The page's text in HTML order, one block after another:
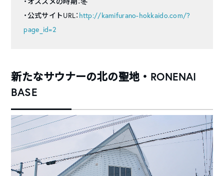
・公式サイトURL： http://kamifurano-hokkaido.com/?
page_id=2
新たなサウナーの北の聖地・RONENAI
BASE